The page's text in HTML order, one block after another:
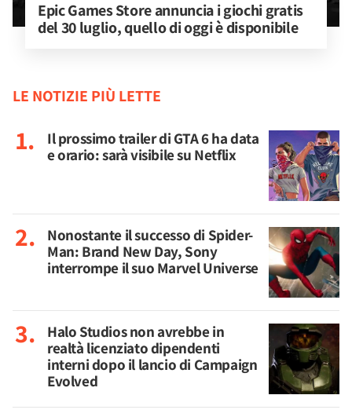
Epic Games Store annuncia i giochi gratis
del 30 luglio, quello di oggi è disponibile
LE NOTIZIE PIÙ LETTE
Il prossimo trailer di GTA 6 ha data
e orario: sarà visibile su Netflix
Nonostante il successo di Spider-
Man: Brand New Day, Sony
interrompe il suo Marvel Universe
Halo Studios non avrebbe in
realtà licenziato dipendenti
interni dopo il lancio di Campaign
Evolved